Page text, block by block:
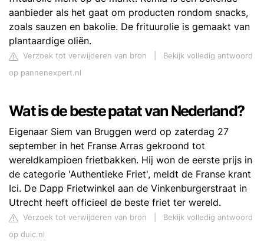
aanbieder als het gaat om producten rondom snacks,
zoals sauzen en bakolie. De frituurolie is gemaakt van
plantaardige oliën.
Verzoek tot verwijderen van bron
Bekijk volledig antwoord
op pannenexpert.nl
Wat is de beste patat van Nederland?
Eigenaar Siem van Bruggen werd op zaterdag 27
september in het Franse Arras gekroond tot
wereldkampioen frietbakken. Hij won de eerste prijs in
de categorie 'Authentieke Friet', meldt de Franse krant
Ici. De Dapp Frietwinkel aan de Vinkenburgerstraat in
Utrecht heeft officieel de beste friet ter wereld.
Verzoek tot verwijderen van bron
Bekijk volledig antwoord
op duic.nl